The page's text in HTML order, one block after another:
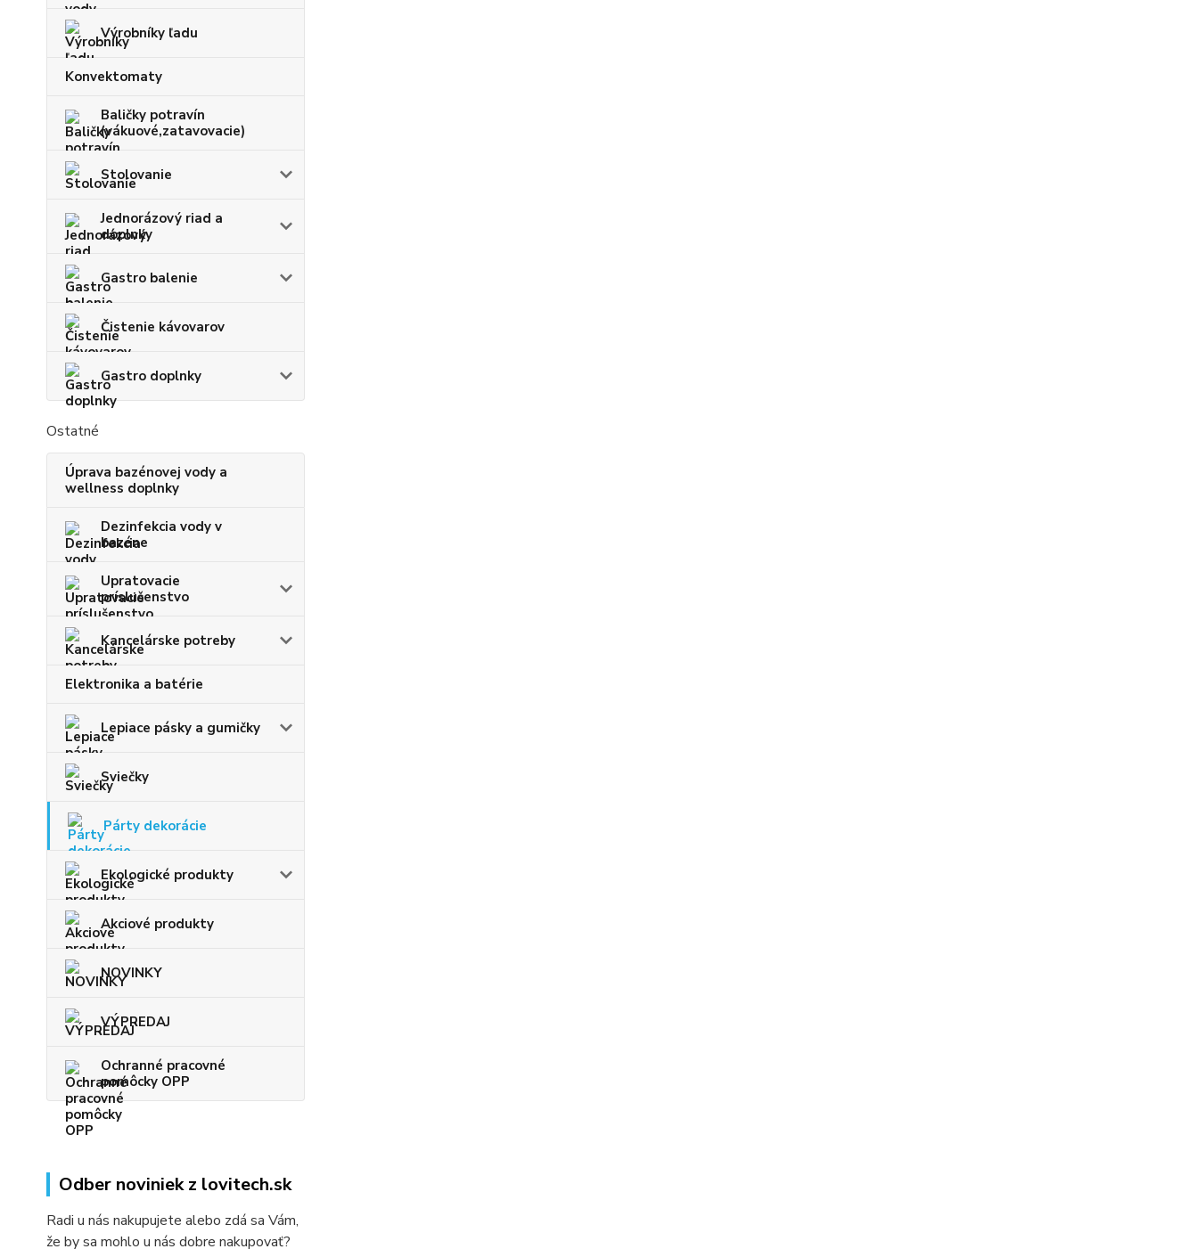
Výrobníky ľadu
Konvektomaty
Baličky potravín
(vákuové,zatavovacie)
Stolovanie
Jednorázový riad a
doplnky
Gastro balenie
Čistenie kávovarov
Gastro doplnky
Ostatné
Úprava bazénovej vody a
wellness doplnky
Dezinfekcia vody v
bazéne
Upratovacie
príslušenstvo
Kancelárske potreby
Elektronika a batérie
Lepiace pásky a gumičky
Sviečky
Párty dekorácie
Ekologické produkty
Akciové produkty
NOVINKY
VÝPREDAJ
Ochranné pracovné
pomôcky OPP
Odber noviniek z lovitech.sk
Radi u nás nakupujete alebo zdá sa Vám,
že by sa mohlo u nás dobre nakupovať?